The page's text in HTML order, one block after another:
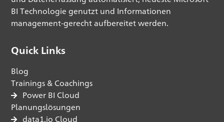
BI Technologie genutzt und Informationen
management-gerecht aufbereitet werden.
Quick Links
Blog
Trainings & Coachings
Power BI Cloud
Planungslösungen
data1.io Cloud